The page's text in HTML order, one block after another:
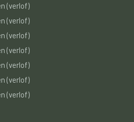
(verlof)
(verlof)
(verlof)
(verlof)
(verlof)
(verlof)
(verlof)